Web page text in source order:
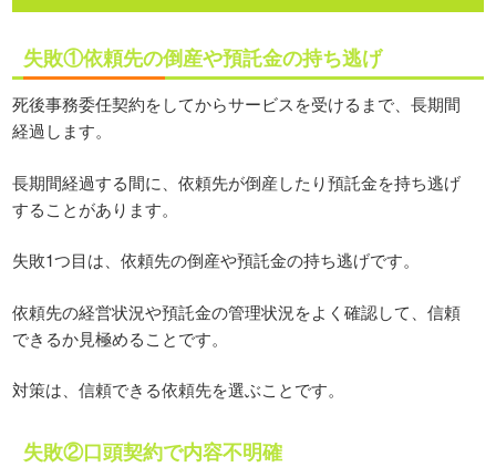
失敗①依頼先の倒産や預託金の持ち逃げ
死後事務委任契約をしてからサービスを受けるまで、長期間
経過します。
長期間経過する間に、依頼先が倒産したり預託金を持ち逃げ
することがあります。
失敗1つ目は、依頼先の倒産や預託金の持ち逃げです。
依頼先の経営状況や預託金の管理状況をよく確認して、信頼
できるか見極めることです。
対策は、信頼できる依頼先を選ぶことです。
失敗②口頭契約で内容不明確